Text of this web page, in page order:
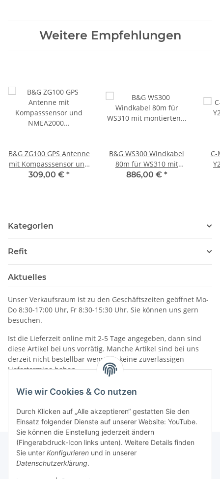
Wie wir Cookies & Co nutzen
Durch Klicken auf „Alle akzeptieren“ gestatten Sie den
Einsatz folgender Dienste auf unserer Website: YouTube.
Sie können die Einstellung jederzeit ändern
(Fingerabdruck-Icon links unten). Weitere Details finden
Sie unter Konfigurieren und in unserer
Datenschutzerklärung.
Weitere Empfehlungen
B&G ZG100 GPS Antenne
mit Kompasssensor und
NMEA2000 Anschluss
309,00 € *
B&G WS300 Windkabel
80m für WS310 mit
montierten Steckern
886,00 € *
Kategorien
Refit
Aktuelles
Unser Verkaufsraum ist zu den Geschäftszeiten geöffnet Mo-
Do 8:30-17:00 Uhr, Fr 8:30-15:30 Uhr. Sie können uns gern
besuchen.
Ist die Lieferzeit online mit 2-5 Tage angegeben, dann sind
diese Artikel bei uns vorrätig. Manche Artikel sind bei uns
derzeit nicht bestellbar wenn wir keine zuverlässigen
Liefertermine haben.
Informationen
Gesetzliche Informationen